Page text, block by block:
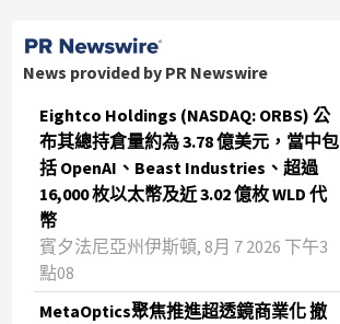
News provided by PR Newswire
Eightco Holdings (NASDAQ: ORBS) 公
布其總持倉量約為 3.78 億美元，當中包
括 OpenAI、Beast Industries、超過
16,000 枚以太幣及近 3.02 億枚 WLD 代
幣
賓夕法尼亞州伊斯頓, 8月 7 2026 下午3
點08
MetaOptics聚焦推進超透鏡商業化 撤